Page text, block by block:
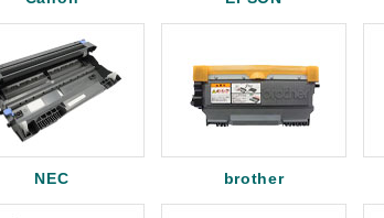
NEC brother